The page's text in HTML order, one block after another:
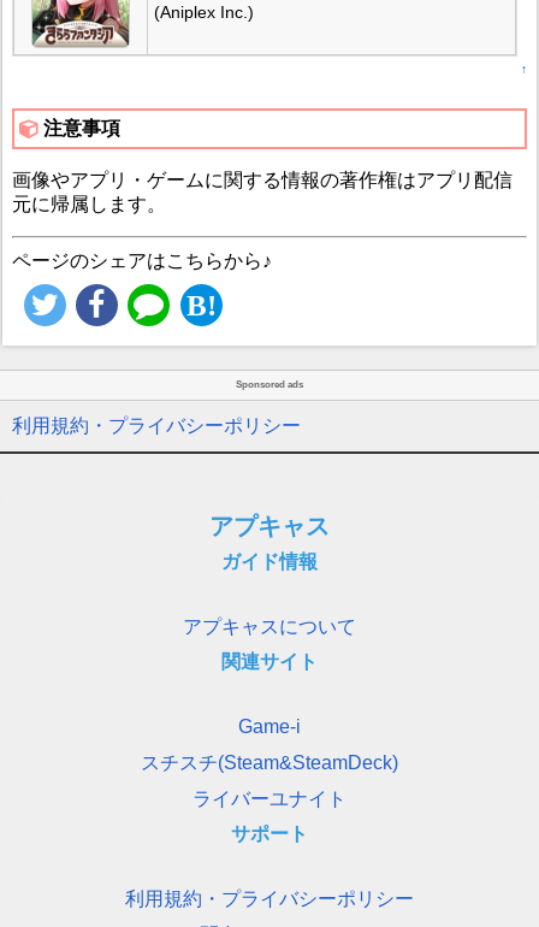
(Aniplex Inc.)
↑
注意事項
画像やアプリ・ゲームに関する情報の著作権はアプリ配信
元に帰属します。
ページのシェアはこちらから♪
Sponsored ads
利用規約・プライバシーポリシー
アプキャス
ガイド情報
アプキャスについて
関連サイト
Game-i
スチスチ(Steam&SteamDeck)
ライバーユナイト
サポート
利用規約・プライバシーポリシー